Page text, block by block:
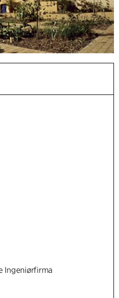
Ingeniørfirma